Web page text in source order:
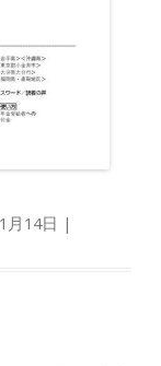
月14日 |